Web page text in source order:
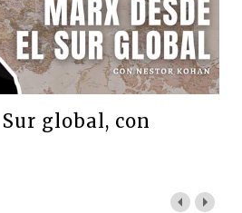
global, con